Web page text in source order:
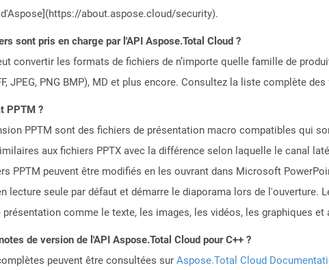
about.aspose.cloud/security).
sont pris en charge par l'API Aspose.Total Cloud ?
convertir les formats de fichiers de n’importe quelle famille de
JPEG, PNG BMP), MD et plus encore. Consultez la liste complète des
PPTM ?
PPTM sont des fichiers de présentation macro compatibles qui
aux fichiers PPTX avec la différence selon laquelle le canal
PPTM peuvent être modifiés en les ouvrant dans Microsoft
lecture seule par défaut et démarre le diaporama lors de l'ouverture.
comme le texte, les images, les vidéos, les graphiques et
de version de l'API Aspose.Total Cloud pour C++ ?
peuvent être consultées sur Aspose.Total Cloud